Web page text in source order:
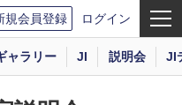
規会員登録 ログイン
ャラリー JI 説明会 JI